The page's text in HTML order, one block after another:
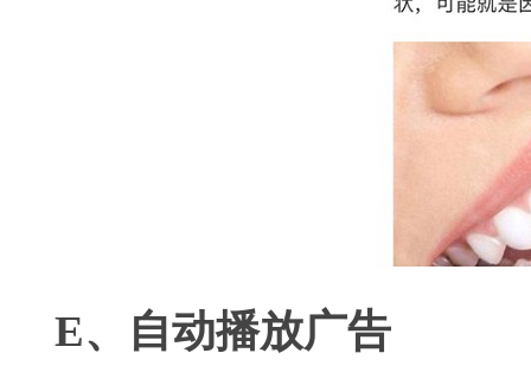
E、自动播放广告